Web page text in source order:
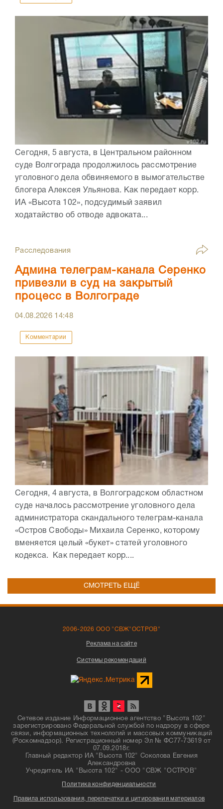
Сегодня, 5 августа, в Центральном районном
суде Волгограда продолжилось рассмотрение
уголовного дела обвиняемого в вымогательстве
блогера Алексея Ульянова. Как передает корр.
ИА «Высота 102», подсудимый заявил
ходатайство об отводе адвоката...
Расследования
Админа телеграм-канала Серенко
привезли в суд на закрытый
процесс в Волгограде
04.08.2026 14:48
Комментарии
Сегодня, 4 августа, в Волгоградском областном
суде началось рассмотрение уголовного дела
администратора скандального телеграм-канала
«Остров Свободы» Михаила Серенко, которому
вменяется целый «букет» статей уголовного
кодекса. Как передает корр....
СМОТРЕТЬ ЕЩЁ
2006-2026 ООО "СВЖ"ОСТРОВ"
Реклама на сайте
Системы рекомендаций
Сетевое издание Информационное агентство "Высота 102"
зарегистрировано Федеральной службой по надзору в сфере
связи, информационных технологий и массовых коммуникаций
(Роскомнадзор). Регистрационный номер Эл № ФС77-73619 от
07.09.2018г.
Главный редактор ИА "Высота 102" Соколова Евгения
Александровна
Учредитель ИА "Высота 102" - ООО "СВЖ "ОСТРОВ"
Политика конфиденциальности
Правила использования, перепечатки и цитирования материалов